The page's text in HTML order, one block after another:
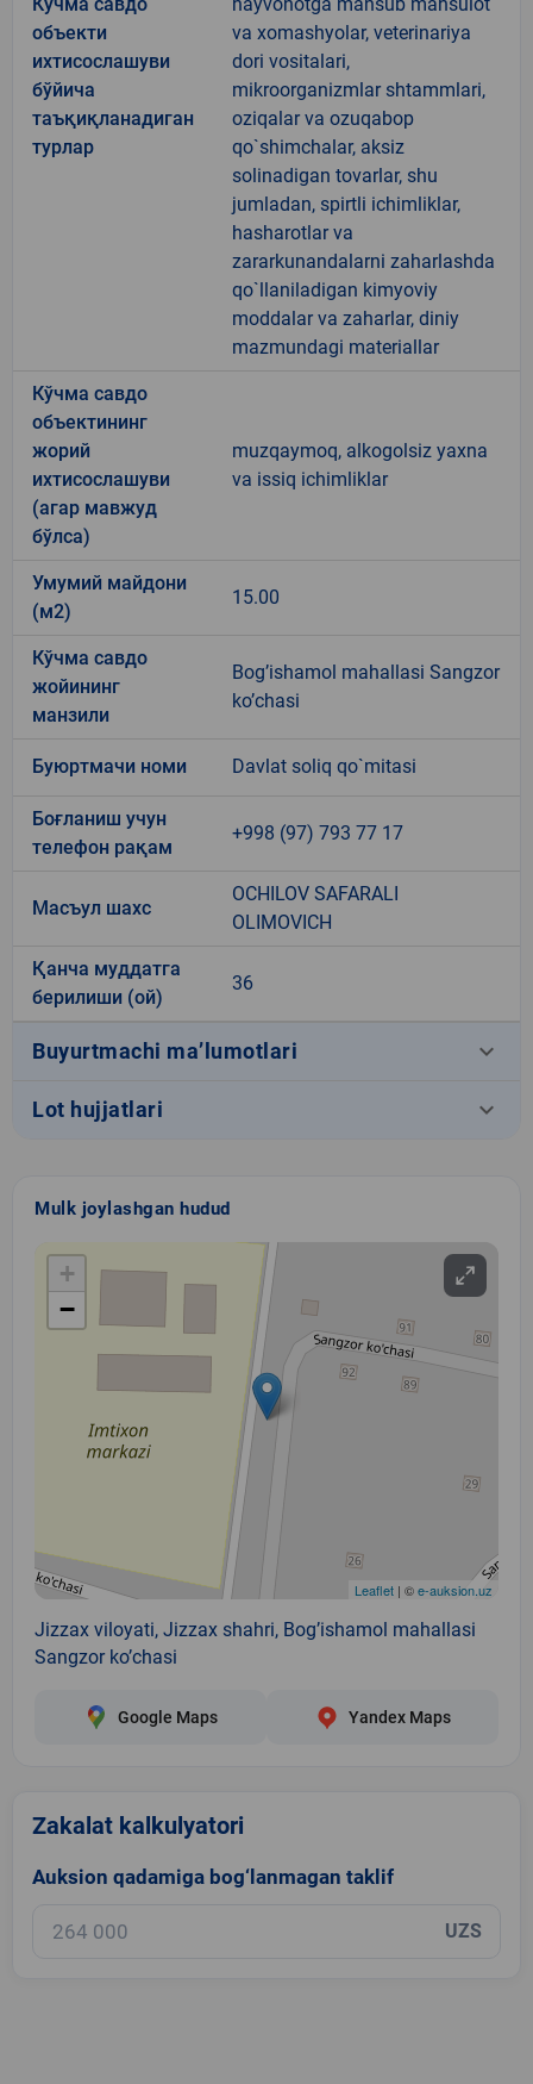
объекти
ихтисослашуви
бўйича
таъқиқланадиган
турлар
va xomashyolar, veterinariya
dori vositalari,
mikroorganizmlar shtammlari,
oziqalar va ozuqabop
qo`shimchalar, aksiz
solinadigan tovarlar, shu
jumladan, spirtli ichimliklar,
hasharotlar va
zararkunandalarni zaharlashda
qo`llaniladigan kimyoviy
moddalar va zaharlar, diniy
mazmundagi materiallar
Кўчма савдо
объектининг
жорий
ихтисослашуви
(агар мавжуд
бўлса)
muzqaymoq, alkogolsiz yaxna
va issiq ichimliklar
Умумий майдони
(м2)
15.00
Кўчма савдо
жойининг
манзили
Bog’ishamol mahallasi Sangzor
ko’chasi
Буюртмачи номи Davlat soliq qo`mitasi
Боғланиш учун
телефон рақам
+998 (97) 793 77 17
Масъул шахс
OCHILOV SAFARALI
OLIMOVICH
Қанча муддатга
берилиши (ой)
36
Buyurtmachi ma’lumotlari keyboard_arrow_down
Lot hujjatlari keyboard_arrow_down
Mulk joylashgan hudud
+
−
Leaflet | ©e-auksion.uz
Jizzax viloyati, Jizzax shahri, Bog’ishamol mahallasi
Sangzor ko’chasi
Google Maps Yandex Maps
Zakalat kalkulyatori
Auksion qadamiga bog‘lanmagan taklif
UZS